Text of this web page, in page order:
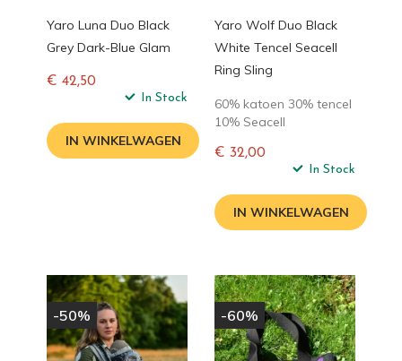
Yaro Luna Duo Black
Grey Dark-Blue Glam
€ 42,50
In Stock
IN WINKELWAGEN
Yaro Wolf Duo Black
White Tencel Seacell
Ring Sling
60% katoen 30% tencel
10% Seacell
€ 32,00
In Stock
IN WINKELWAGEN
-50% -60%